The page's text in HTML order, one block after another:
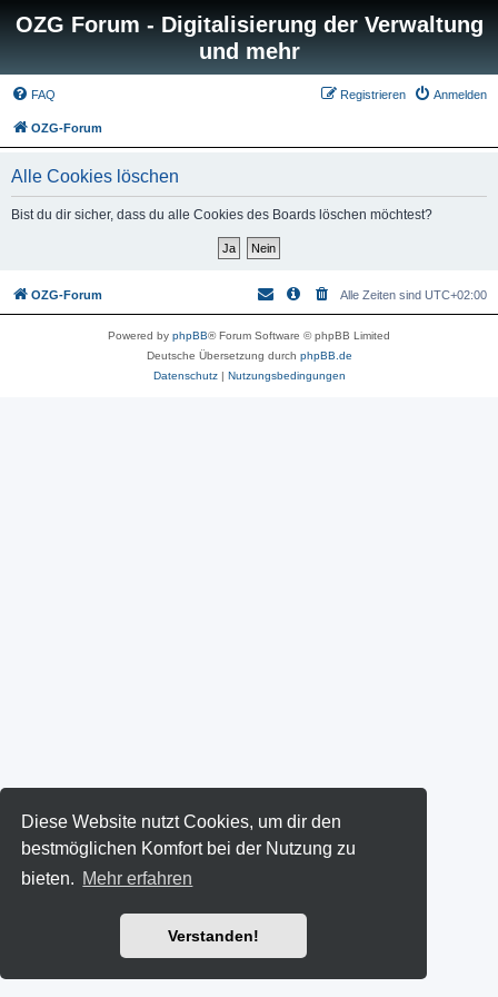
Diese Website nutzt Cookies, um dir den
bestmöglichen Komfort bei der Nutzung zu
bieten. Mehr erfahren
Verstanden!
OZG Forum - Digitalisierung der Verwaltung
und mehr
FAQ Anmelden
Registrieren
OZG-Forum
Alle Cookies löschen
Bist du dir sicher, dass du alle Cookies des Boards löschen möchtest?
OZG-Forum Alle Zeiten sind UTC+02:00
Powered by phpBB® Forum Software © phpBB Limited
Deutsche Übersetzung durch phpBB.de
Datenschutz| Nutzungsbedingungen